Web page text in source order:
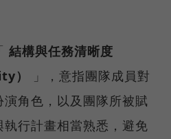
結構與任務清晰度
）
」，意指團隊成員對
角色，以及團隊所被賦
行計畫相當熟悉，避免